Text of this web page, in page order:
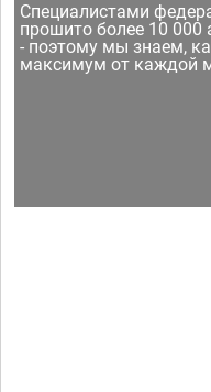
Специалистами
прошито более 10 000
- поэтому мы знаем,
максимум от каждой